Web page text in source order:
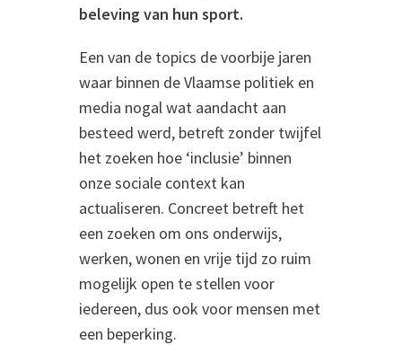
beleving van hun sport.
Een van de topics de voorbije jaren
waar binnen de Vlaamse politiek en
media nogal wat aandacht aan
besteed werd, betreft zonder twijfel
het zoeken hoe ‘inclusie’ binnen
onze sociale context kan
actualiseren. Concreet betreft het
een zoeken om ons onderwijs,
werken, wonen en vrije tijd zo ruim
mogelijk open te stellen voor
iedereen, dus ook voor mensen met
een beperking.